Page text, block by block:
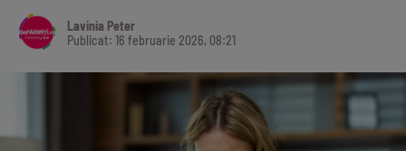
Lavinia Peter
Publicat: 16 februarie 2026, 08:21